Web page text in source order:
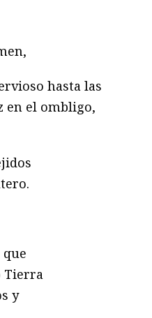
hasta las
en el ombligo,
Tierra
y